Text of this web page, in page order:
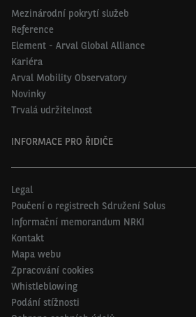
Mezinárodní pokrytí služeb
Reference
Element - Arval Global Alliance
Kariéra
Arval Mobility Observatory
Novinky
Trvalá udržitelnost
INFORMACE PRO ŘIDIČE
Legal
Poučení o registrech Sdružení Solus
Informační memorandum NRKI
Kontakt
Mapa webu
Zpracování cookies
Whistleblowing
Podání stížnosti